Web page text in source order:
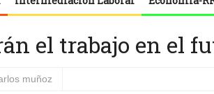
el trabajo en el
muñoz